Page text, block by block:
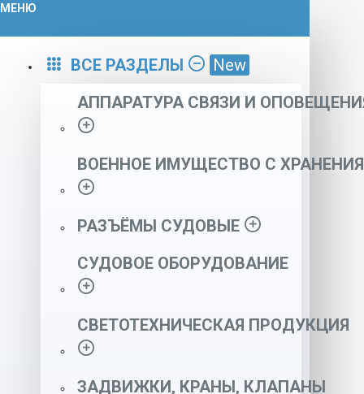
МЕНЮ
ВСЕ РАЗДЕЛЫ
New
АППАРАТУРА СВЯЗИ И
ВОЕННОЕ ИМУЩЕСТВО С ХРАНЕНИЯ
РАЗЪЁМЫ СУДОВЫЕ
СУДОВОЕ ОБОРУДОВАНИЕ
СВЕТОТЕХНИЧЕСКАЯ ПРОДУКЦИЯ
ЗАДВИЖКИ, КРАНЫ, КЛАПАНЫ